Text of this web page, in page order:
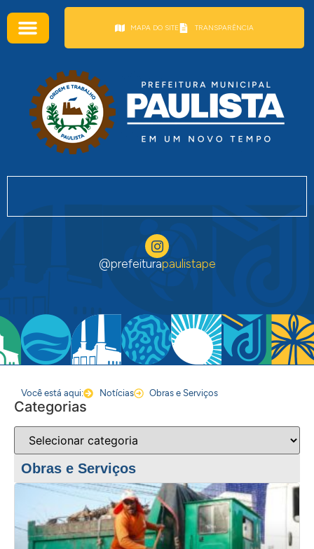
MAPA DO SITE TRANSPARÊNCIA
@prefeiturapaulistape
Você está aqui: Notícias Obras e Serviços
Categorias
Obras e Serviços